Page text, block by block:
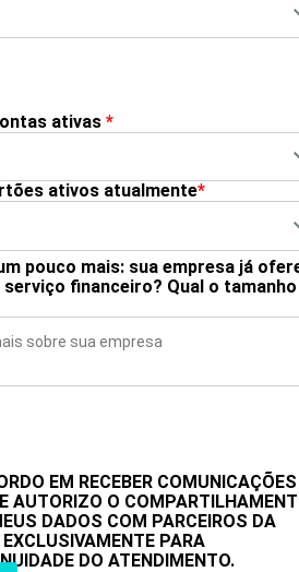
ativas *
ativos atualmente*
pouco mais: sua empresa já
financeiro? Qual o
EM RECEBER
AUTORIZO O
DADOS COM PARCEIROS DA
EXCLUSIVAMENTE PARA
DO ATENDIMENTO.